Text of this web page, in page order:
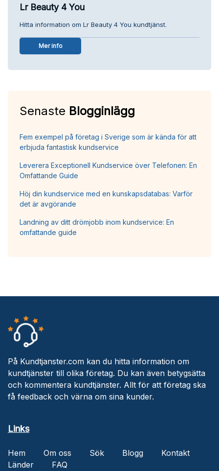
Lr Beauty 4 You
Hitta information om Lr Beauty 4 You kundtjänst.
Mer info
Senaste Blogginlägg
Fem exempel på företag i Sverige som är kända för att
erbjuda fantastisk kundservice
Leverera Exceptionell Kundservice över Telefonen: En
Omfattande Guide
Höj din kundservice med en kunskapsdatabas: Varför
det är avgörande
Landning av ditt drömjobb inom kundservice: En
omfattande guide
På Kundtjanster.com kan du hitta information om
kundtjänster till olika företag. Du kan även betygsätta
och kommentera kundtjänster. Allt för att företag ska
få feedback och värna om sina kunder.
Links
Hem Om oss Sök Blogg
Kontakt
Länder
FAQ